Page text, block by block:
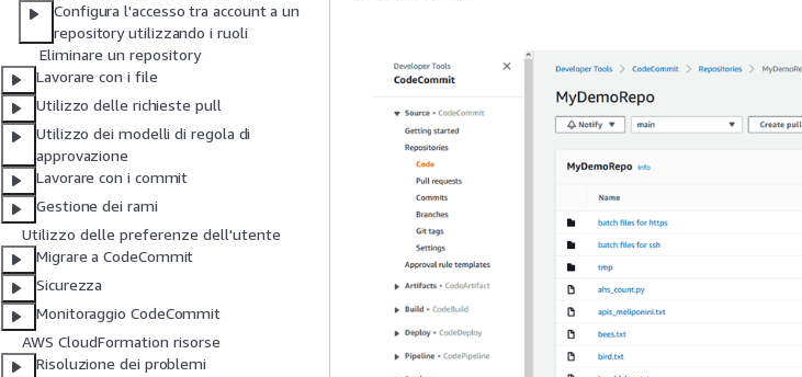
Configura l'accesso tra account a un
repository utilizzando i ruoli
Eliminare un repository
Lavorare con i file
Utilizzo delle richieste pull
Utilizzo dei modelli di regola di
approvazione
Lavorare con i commit
Gestione dei rami
Utilizzo delle preferenze dell'utente
Migrare a CodeCommit
Sicurezza
Monitoraggio CodeCommit
AWS CloudFormation risorse
Risoluzione dei problemi